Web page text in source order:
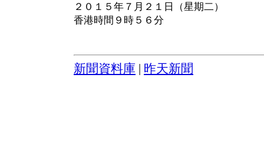
２０１５年７月２１日（星期二）
香港時間９時５６分
新聞資料庫 昨天新聞